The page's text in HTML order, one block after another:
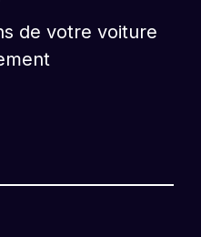
de votre voiture